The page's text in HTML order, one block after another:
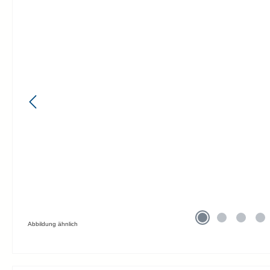
Abbildung ähnlich